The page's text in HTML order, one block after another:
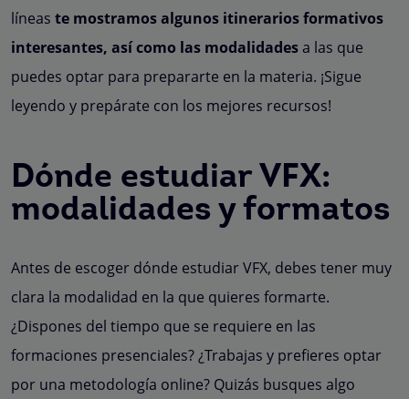
líneas te mostramos algunos itinerarios formativos
interesantes, así como las modalidadesa las que
puedes optar para prepararte en la materia. ¡Sigue
leyendo y prepárate con los mejores recursos!
Dónde estudiar VFX:
modalidades y formatos
Antes de escoger dónde estudiar VFX, debes tener muy
clara la modalidad en la que quieres formarte.
¿Dispones del tiempo que se requiere en las
formaciones presenciales? ¿Trabajas y prefieres optar
por una metodología online? Quizás busques algo